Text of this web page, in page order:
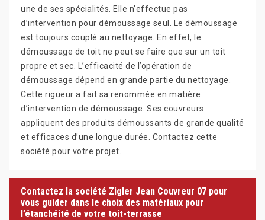
une de ses spécialités. Elle n’effectue pas
d’intervention pour démoussage seul. Le démoussage
est toujours couplé au nettoyage. En effet, le
démoussage de toit ne peut se faire que sur un toit
propre et sec. L’efficacité de l’opération de
démoussage dépend en grande partie du nettoyage.
Cette rigueur a fait sa renommée en matière
d’intervention de démoussage. Ses couvreurs
appliquent des produits démoussants de grande qualité
et efficaces d’une longue durée. Contactez cette
société pour votre projet.
Contactez la société Zigler Jean Couvreur 07 pour
vous guider dans le choix des matériaux pour
l’étanchéité de votre toit-terrasse